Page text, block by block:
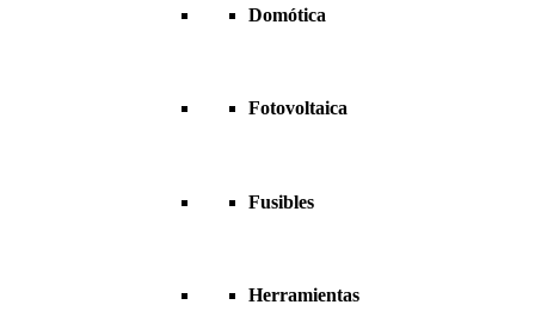
Domótica
Fotovoltaica
Fusibles
Herramientas